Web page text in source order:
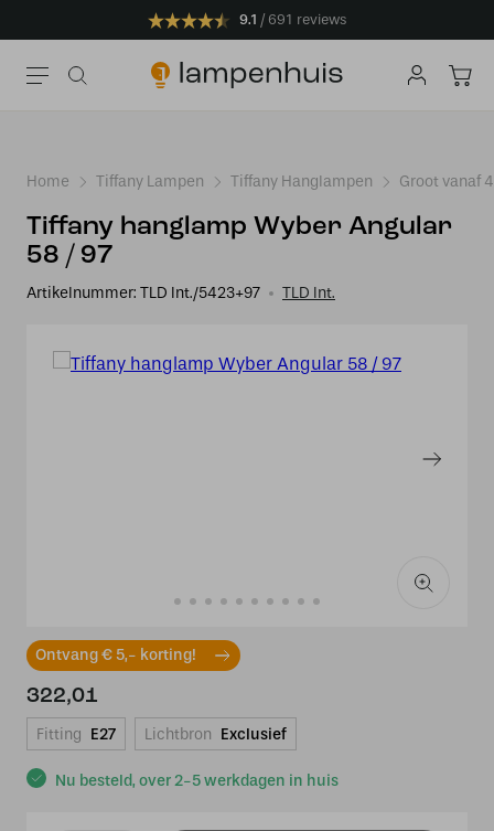
9.1 691 reviews
Home Tiffany Lampen Tiffany Hanglampen Groot vanaf
Tiffany hanglamp Wyber Angular
58 / 97
Artikelnummer: TLD Int./5423+97 TLD Int.
Ontvang € 5,- korting!
Nu besteld, over 2-5 werkdagen in huis
322,01
Fitting E27 Lichtbron Exclusief